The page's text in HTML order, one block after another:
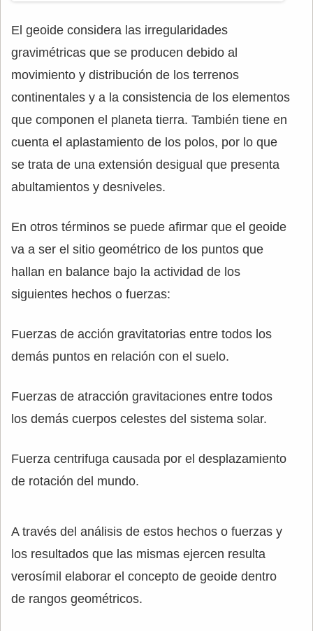
El geoide considera las irregularidades
gravimétricas que se producen debido al
movimiento y distribución de los terrenos
continentales y a la consistencia de los elementos
que componen el planeta tierra. También tiene en
cuenta el aplastamiento de los polos, por lo que
se trata de una extensión desigual que presenta
abultamientos y desniveles.
En otros términos se puede afirmar que el geoide
va a ser el sitio geométrico de los puntos que
hallan en balance bajo la actividad de los
siguientes hechos o fuerzas:
Fuerzas de acción gravitatorias entre todos los
demás puntos en relación con el suelo.
Fuerzas de atracción gravitaciones entre todos
los demás cuerpos celestes del sistema solar.
Fuerza centrifuga causada por el desplazamiento
de rotación del mundo.
A través del análisis de estos hechos o fuerzas y
los resultados que las mismas ejercen resulta
verosímil elaborar el concepto de geoide dentro
de rangos geométricos.